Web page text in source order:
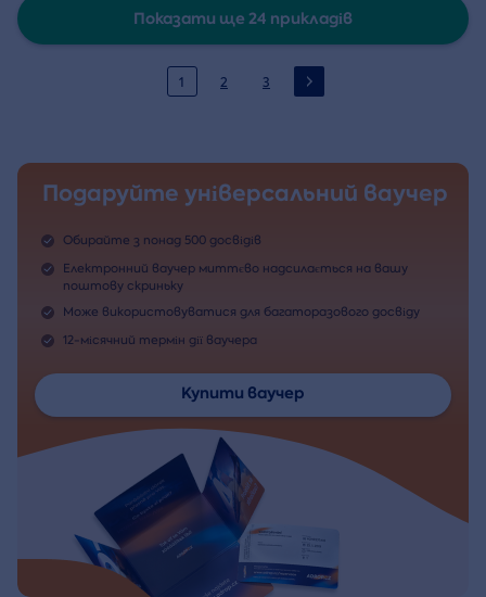
Показати ще 24 прикладів
1 2 3
Подаруйте універсальний ваучер
Обирайте з понад 500 досвідів
Електронний ваучер миттєво надсилається на вашу
поштову скриньку
Може використовуватися для багаторазового досвіду
12-місячний термін дії ваучера
Купити ваучер